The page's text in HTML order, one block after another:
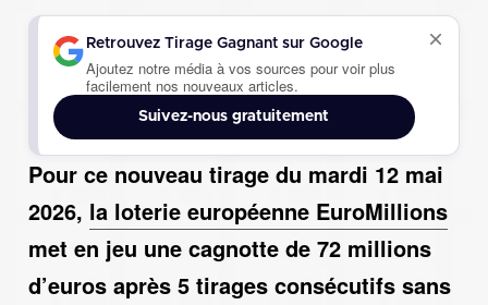
Retrouvez Tirage Gagnant sur Google
Ajoutez notre média à vos sources pour voir plus
facilement nos nouveaux articles.
Suivez-nous gratuitement
Pour ce nouveau tirage du mardi 12 mai
2026, la loterie européenne EuroMillions
met en jeu une cagnotte de72 millions
d’euros après5 tirages consécutifs sans